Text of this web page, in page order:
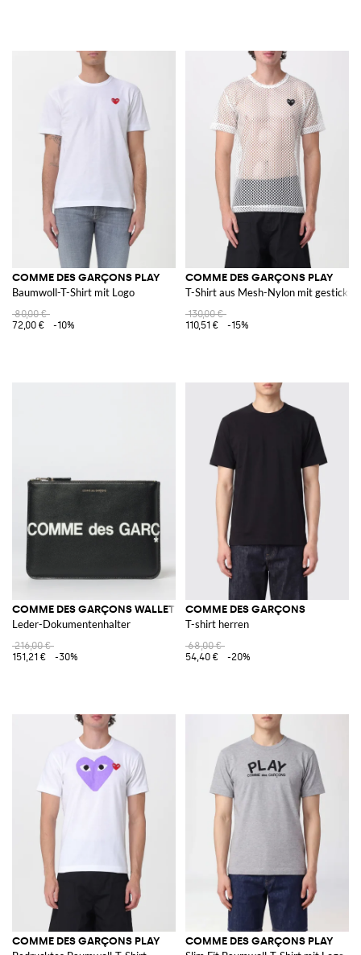
COMME DES GARÇONS PLAY
Baumwoll-T-Shirt mit Logo
80,00 €
72,00 €
-10%
COMME DES GARÇONS PLAY
T-Shirt aus Mesh-Nylon mit
130,00 €
110,51 €
-15%
COMME DES GARÇONS WALLET
Leder-Dokumentenhalter
216,00 €
151,21 €
-30%
COMME DES GARÇONS
T-shirt herren
68,00 €
54,40 €
-20%
COMME DES GARÇONS PLAY COMME DES GARÇONS PLAY